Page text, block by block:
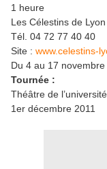
1 heure
Les Célestins de
Tél. 04 72 77 40 40
Site : www.celestins-
Du 4 au 17 novembre
Tournée :
Théâtre de
1er décembre 2011